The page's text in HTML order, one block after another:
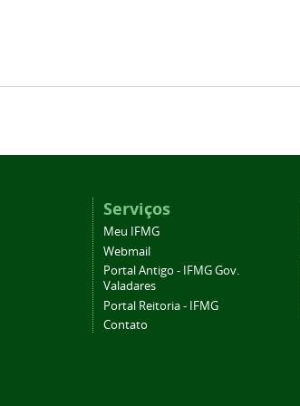
Serviços
Meu IFMG
Webmail
Portal Antigo - IFMG Gov.
Valadares
Portal Reitoria - IFMG
Contato